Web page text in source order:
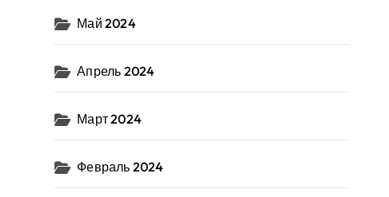
Май 2024
Апрель 2024
Март 2024
Февраль 2024